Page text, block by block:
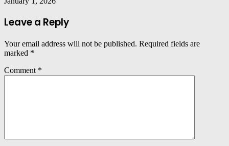
Leave a Reply
Your email address will not be published. Required fields are
marked *
Comment *